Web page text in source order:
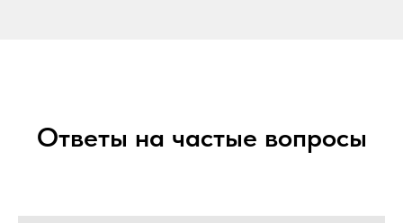
Ответы на частые вопросы